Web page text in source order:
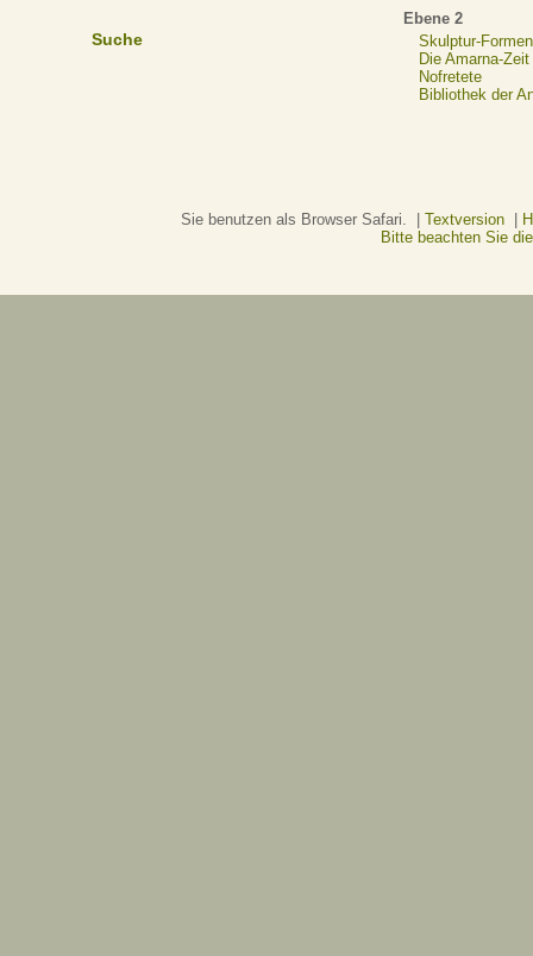
Suche
Ebene 2
Skulptur-Formen
Die Amarna-Zeit
Nofretete
Bibliothek der
Sie benutzen als Browser Safari. | Textversion|
Bitte beachten Sie